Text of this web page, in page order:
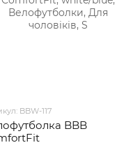
BBW-117
BBB